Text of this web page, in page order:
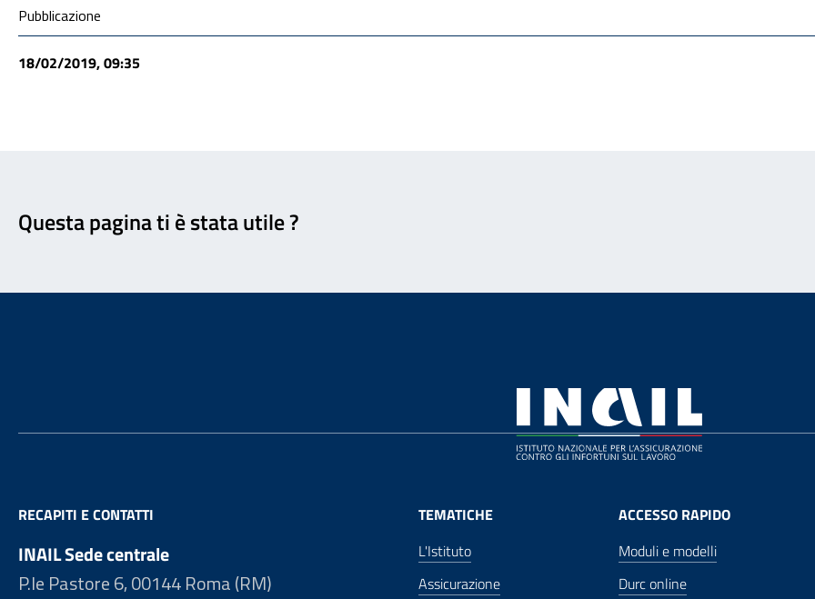
Condivisione social
Pubblicazione
18/02/2019, 09:35
Questa pagina ti è stata utile ?
RECAPITI E CONTATTI
INAIL Sede centrale
P.le Pastore 6, 00144 Roma (RM)
TEMATICHE
L'Istituto
Assicurazione
ACCESSO RAPIDO
Moduli e modelli
Durc online